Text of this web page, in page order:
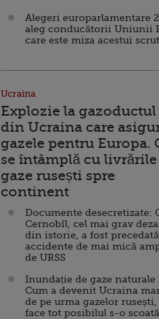
Alegeri europarlamentare
aleg conducătorii Uniunii
care este miza acestui
Ucraina
Explozie la gazoductul
din Ucraina care
gazele pentru Europa.
se întâmplă cu livrările
gaze rusești spre
continent
Documente desecretizate:
Cernobîl, cel mai grav
din istorie, a fost
accidente de mai mică
de URSS
Inundație de gaze naturale
Cum a devenit Ucraina
de pe urma gazelor
face tot posibilul s-o